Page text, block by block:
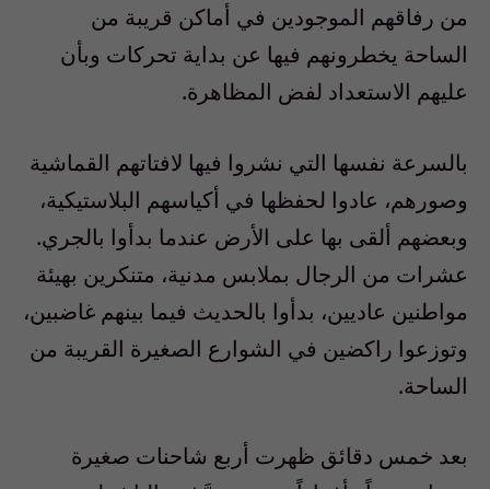
من رفاقهم الموجودين في أماكن قريبة من
الساحة يخطرونهم فيها عن بداية تحركات وبأن
عليهم الاستعداد لفض المظاهرة.
بالسرعة نفسها التي نشروا فيها لافتاتهم القماشية
وصورهم، عادوا لحفظها في أكياسهم البلاستيكية،
وبعضهم ألقى بها على الأرض عندما بدأوا بالجري.
عشرات من الرجال بملابس مدنية، متنكرين بهيئة
مواطنين عاديين، بدأوا بالحديث فيما بينهم غاضبين،
وتوزعوا راكضين في الشوارع الصغيرة القريبة من
الساحة.
بعد خمس دقائق ظهرت أربع شاحنات صغيرة